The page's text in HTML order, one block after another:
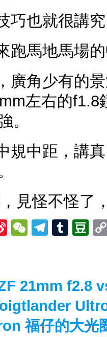
巧也就很講
跑馬地馬場
廣角少有的
左右的
。
規中距，講
見怪不怪了
SinaWeChat
21mm f2.8
福仔的大光